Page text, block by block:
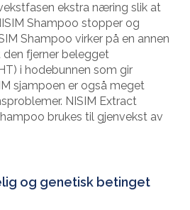
ekstra næring slik at
Shampoo stopper og
Shampoo virker på en annen
fjerner belegget
i hodebunnen som gir
sjampoen er også meget
NISIM Extract
brukes til gjenvekst av
og genetisk betinget